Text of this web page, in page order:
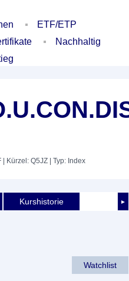
ETF/ETP
Nachhaltig
| Kürzel: Q5JZ | Typ: Index
►
Kurshistorie
Watchlist